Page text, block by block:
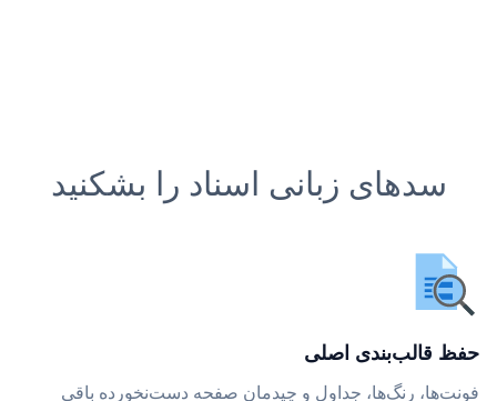
سدهای زبانی اسناد را بشکنید
حفظ قالب‌بندی اصلی
فونت‌ها، رنگ‌ها، جداول و چیدمان صفحه دست‌نخورده باقی